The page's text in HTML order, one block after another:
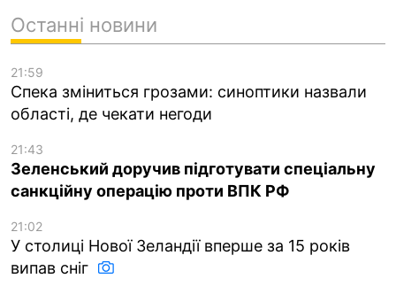
Останні новини
21:59
Спека зміниться грозами: синоптики назвали
області, де чекати негоди
21:43
Зеленський доручив підготувати спеціальну
санкційну операцію проти ВПК РФ
21:02
У столиці Нової Зеландії вперше за 15 років
випав сніг